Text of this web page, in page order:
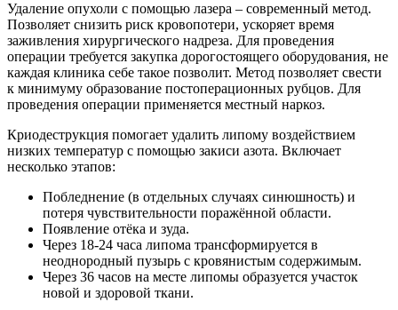
Удаление опухоли с помощью лазера – современный метод.
Позволяет снизить риск кровопотери, ускоряет время
заживления хирургического надреза. Для проведения
операции требуется закупка дорогостоящего оборудования, не
каждая клиника себе такое позволит. Метод позволяет свести
к минимуму образование постоперационных рубцов. Для
проведения операции применяется местный наркоз.
Криодеструкция помогает удалить липому воздействием
низких температур с помощью закиси азота. Включает
несколько этапов:
Побледнение (в отдельных случаях синюшность) и
потеря чувствительности поражённой области.
Появление отёка и зуда.
Через 18-24 часа липома трансформируется в
неоднородный пузырь с кровянистым содержимым.
Через 36 часов на месте липомы образуется участок
новой и здоровой ткани.